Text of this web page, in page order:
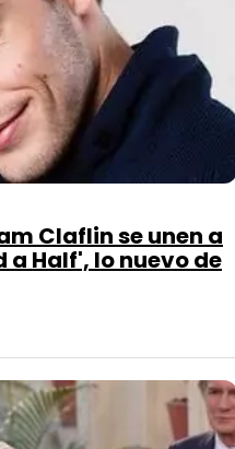
Claflin se unen a
a Half', lo nuevo de